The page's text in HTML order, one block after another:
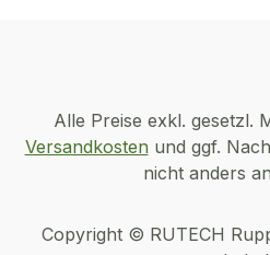
Alle Preise exkl. gesetzl.
Versandkosten und ggf.
nicht anders
Copyright © RUTECH